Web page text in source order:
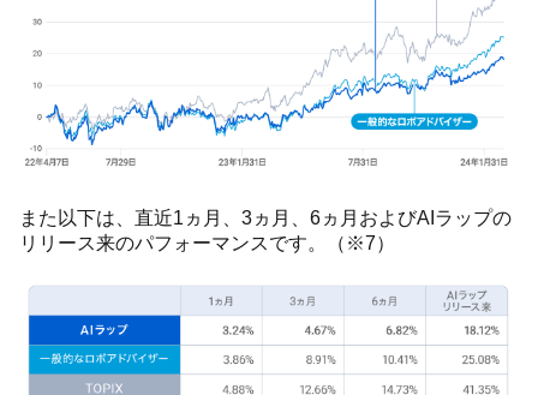
また以下は、直近1ヵ月、3ヵ月、6ヵ月およびAIラップの
リリース来のパフォーマンスです。（※7）